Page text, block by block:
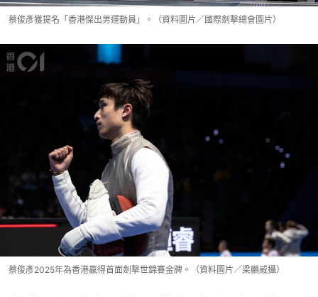
蔡俊彥獲提名「香港傑出男運動員」。（資料圖片／國際劍擊總會圖片）
蔡俊彥2025年為香港贏得首面劍擊世錦賽金牌。（資料圖片／梁鵬威攝）